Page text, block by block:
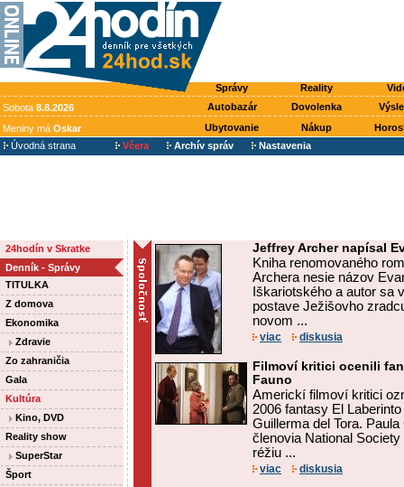
Správy Reality
Sobota 8.8.2026 Autobazár Dovolenka
Meniny má Oskar Ubytovanie Nákup
Úvodná strana
Včera Archív správ Nastavenia
24hodín v Skratke
Denník - Správy
TITULKA
Z domova
Ekonomika
Zdravie
Zo zahraničia
Gala
Kultúra
Kino, DVD
Reality show
SuperStar
Šport
Jeffrey Archer napísal
Kniha renomovaného
Archera nesie názov
Iškariotského a autor sa
postave Ježišovho
novom ...
viac diskusia
Filmoví kritici ocenili
Fauno
Americkí filmoví kritici
2006 fantasy El
Guillerma del Tora.
členovia National
réžiu ...
viac diskusia